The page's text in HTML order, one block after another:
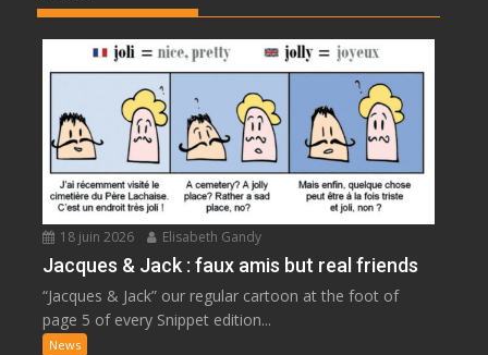
18 juin 2026 Elisabeth Gandy
Jacques & Jack : faux amis but real friends
“Jacques & Jack” our regular cartoon at the foot of
page 5 of every Snippet edition...
News